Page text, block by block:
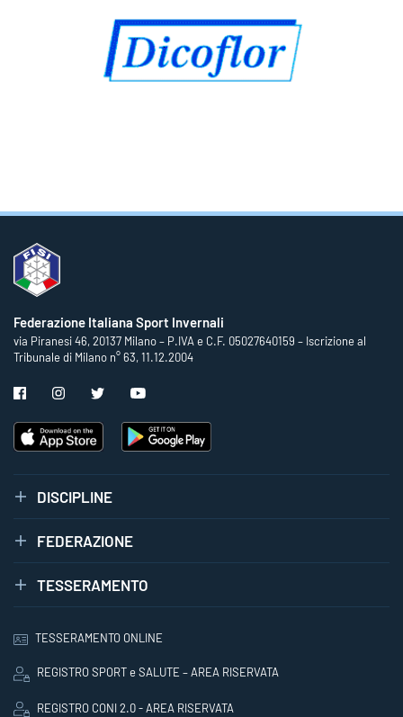
Federazione Italiana Sport Invernali
via Piranesi 46, 20137 Milano – P.IVA e C.F. 05027640159 – Iscrizione al
Tribunale di Milano n° 63, 11.12.2004
DISCIPLINE
FEDERAZIONE
TESSERAMENTO
TESSERAMENTO ONLINE
REGISTRO SPORT e SALUTE – AREA RISERVATA
REGISTRO CONI 2.0 - AREA RISERVATA